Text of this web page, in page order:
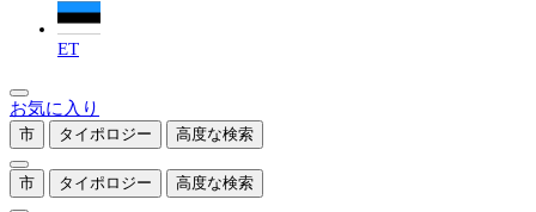
ET
お気に入り
市 タイポロジー 高度な検索
市 タイポロジー 高度な検索